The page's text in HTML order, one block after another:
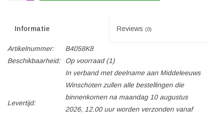
Informatie Reviews (0)
Artikelnummer:
B4058K8
Beschikbaarheid:
Op voorraad(1)
Levertijd:
In verband met deelname aan Middeleeuws
Winschoten zullen alle bestellingen die
binnenkomen na maandag 10 augustus
2026, 12.00 uur worden verzonden vanaf